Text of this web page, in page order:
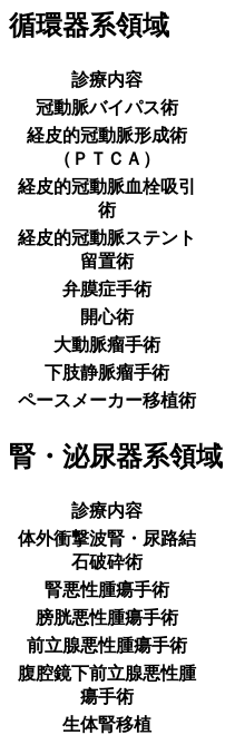
循環器系領域
診療内容
冠動脈バイパス術
経皮的冠動脈形成術
（ＰＴＣＡ）
経皮的冠動脈血栓吸引
術
経皮的冠動脈ステント
留置術
弁膜症手術
開心術
大動脈瘤手術
下肢静脈瘤手術
ペースメーカー移植術
腎・泌尿器系領域
診療内容
体外衝撃波腎・尿路結
石破砕術
腎悪性腫瘍手術
膀胱悪性腫瘍手術
前立腺悪性腫瘍手術
腹腔鏡下前立腺悪性腫
瘍手術
生体腎移植